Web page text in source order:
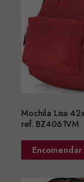
Mochila Lisa
ref. BZ4061VM
Encomendar